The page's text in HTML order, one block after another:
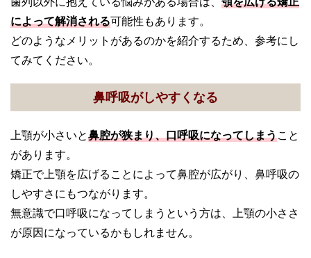
によって解消される可能性もあります。
どのようなメリットがあるのかを紹介するため、参考にし
てみてください。
鼻呼吸がしやすくなる
上顎が小さいと鼻腔が狭まり、口呼吸になってしまうこと
があります。
矯正で上顎を広げることによって鼻腔が広がり、鼻呼吸の
しやすさにもつながります。
無意識で口呼吸になってしまうという方は、上顎の小ささ
が原因になっているかもしれません。